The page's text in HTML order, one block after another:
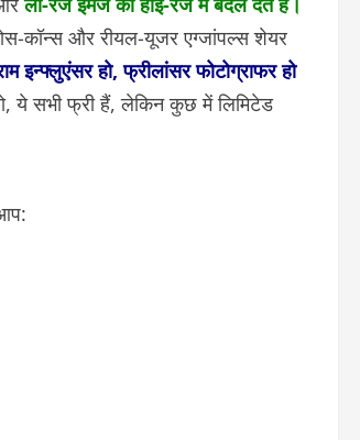
कॉन्स और रीयल-यूजर एग्जांपल्स शेयर
इन्फ्लुएंसर हो, फ्रीलांसर फोटोग्राफर हो
ये सभी फ्री हैं, लेकिन कुछ में लिमिटेड